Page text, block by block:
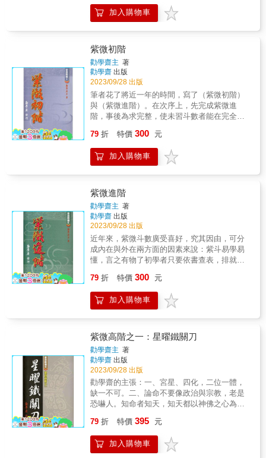
表，全書近400張，詳盡分析區塊位置、8項能
力和14項人格特質，讓您充分了解自己的潛藏
本書主要描述東方星理學星盤中的四顆星： 資
源星、掌握星、顯耀星、阻礙星。 每個人都有
這「四顆星」，落於星盤中的不同區塊，便代
表不同的意義， 這是人生藍圖中的重要標記，
標記出人生的高低起伏，一個人最重視的主
題、最容易受挫的地方，例如感情和婚姻； 也
可能標記人生的短板，像是理財投資等等。 了
解標記的意義，便能補自己的不足、平衡優
缺， 掌握了這四顆變異星的特徵和落點，便可
準備，讓自己面對有高峰低谷的人生之路，依
舊能穩定前進，胸有成竹。
與除，也就是達到趨吉避凶的目的．趨吉避凶
在斗數即是趨祿避忌．在這幾本書中，筆者不
揣鄙陃，和盤托出，僅當作野人獻曝可也． &
加入購物車
紫微初階
勸學齋主 著
勸學齋 出版
2023/09/28 出版
筆者花了將近一年的時間，寫了（紫微初階）
與（紫微進階）。在次序上，先完成紫微進
階，事後為求完整，使未習斗數者能在完全不
出版，待到紫微初階脫稿，一併呈給讀者。
（紫微初階）的斗數的起源，與斗數一般查表
排盤，皆作最詳盡的解說，而且兼採各家論
指出，當今斗數界運用得上的星曜，一來可知
斗數共有那些星曜，二來可知目前那些星曜可
用，可免滿盤星辰耀眼，徒眩心神。 & 你我來
自謎樣的國度，魚貫投生在這衝突不止、矛盾
傾軋的星球；本分不清是本能地，抑或是被動
地爭相奔競，汲汲營營，與週遭的人、物、事
不期而然地互動著。不必太費時間，也不必太
耗腦力，你我都能感覺到「機遇」的拉力與推
力，喜墜茵而嘆落溷，望春山而傷逝水。我們
是，「機遇」卻不時指揮著我們表演喜、怒、
哀、樂的綜合劇。有一天，不管你是權傾一
世，或是位卑終身，每一場戲都得落幕；儘管
身分有別，結果並無二致。天子庶民，同歸於
糞土耳秦宮漢家，依舊起秋風。人生，可見及
的終端，竟是如此，惹得老子大嘆宇宙捉弄萬
物，留下那句頗富哲思的剖白： & 天地不仁，
以萬物為芻狗； 聖人不仁，以百姓為芻狗。 &
在這看似悲觀的論調中，我們卻感受到生命的
脈動；萬物在天地間形成了食物鏈，人類由於
認知生命的寶貴，力圖生存，使其得以在天地
間壯盛。一代傳過一代，我們依舊熱愛生存，
但遠祖力拓蠻荒的心性，封也沒因時代的文明
而中斷遺傳，凝聚成了現代人的「暴力情結」
(蓋洛普語)。這一蠻荒時的利器，諷刺地在文明
79 折 特價 300 元
加入購物車
紫微進階
勸學齋主 著
勸學齋 出版
2023/09/28 出版
近年來，紫微斗數廣受喜好，究其因由，可分
成內在與外在兩方面的因素來說：紫斗易學易
懂，言之有物了初學者只要依書查表，排就命
象，再進一步稍加熟悉星曜的性質，命造的人
事景況，就會依稀地浮現在腦海裏。 & 而這些
星曜的性質，大都隱約地在其名稱的字涵裏表
「機」字可會意，‥‥。此乃就其內在因素而
言。 & 此外，近年來有多位頗有份量的老前
輩，率將其秘本或心傳予以公開，使得斗數高
手輩出，苦心鑽研，營造出一番新氣象，這是
可喜的。就此筆者特向學長林炎成先生致敬，
有他不懈不怠的毅力，與義無反顧的精神，才
能請出那麼多位高人，執筆寫下他們的不傳之
秘，讓八○年代末期的中國人，能普受紫斗光輝
的照耀與薰陶，使研究紫斗成了風尚。這是外
者長年研究命理學的經驗，常有些書籍的內
容，掛一漏萬，或有些部分語意晦澀，致使讀
79 折 特價 300 元
加入購物車
紫微高階之一：星曜鐵關刀
勸學齋主 著
勸學齋 出版
2023/09/28 出版
勸學齋的主張：一、宮星、四化，二位一體，
缺一不可。二、論命不要像政治與宗教，老是
恐嚇人。知命者知天，知天都以神佛之心為
但不要神話自己，盡可能將理說明白。想要寫
的心得還不少，所以這本書叫（紫微高階之
一）是不限制自己在有生之年寫多少本的用
79 折 特價 395 元
加入購物車